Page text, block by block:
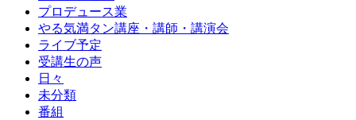
プロデュース業
やる気満タン講座・講師・講演会
ライブ予定
受講生の声
日々
未分類
番組